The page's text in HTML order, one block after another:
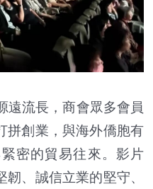
流長，商會眾多會員
拼創業，與海外僑胞有
密的貿易往來。影片
、誠信立業的堅守、